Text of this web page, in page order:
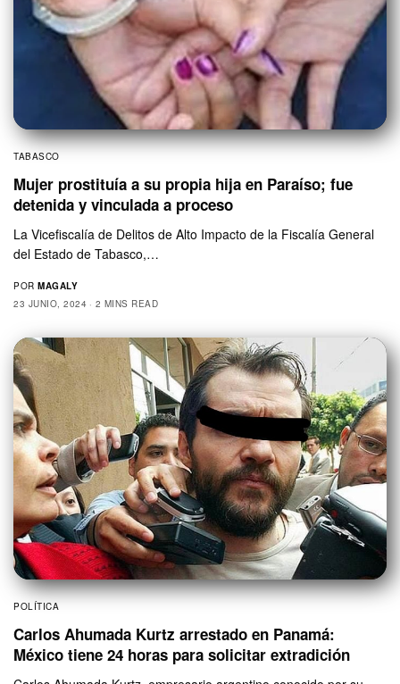
TABASCO
Mujer prostituía a su propia hija en Paraíso; fue
detenida y vinculada a proceso
La Vicefiscalía de Delitos de Alto Impacto de la Fiscalía General
del Estado de Tabasco,…
POR MAGALY
23 JUNIO, 2024
2 MINS READ
POLÍTICA
Carlos Ahumada Kurtz arrestado en Panamá:
México tiene 24 horas para solicitar extradición